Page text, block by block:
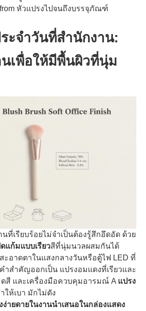
หัวแปรงไปจนถึงบรรจุภัณฑ์
ะจำวันที่สำนักงาน:
เพื่อให้มีพื้นผิวที่นุ่ม
ที่เรียบร้อยไม่จำเป็นต้องรู้สึกอึดอัด ด้วย
แก้มแบบเรียวสีที่นุ่มนวลผสมกันได้
ะอาดตาในแสงกลางวันหรือตู้ไฟ LED ที่
ำสำคัญออกเป็น แปรงอมแดงที่เรียวและ
สี และเครื่องมือควบคุมอารมณ์ A แปรง
ให้เบา มักไม่ดัง
ายดายในงานนำเสนอในกล่องแสดง